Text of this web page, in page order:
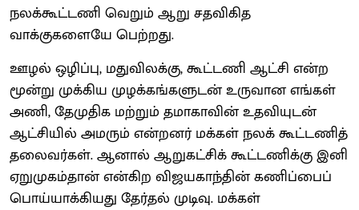
நலக்கூட்டணி வெறும் ஆறு சதவிகித
வாக்குகளையே பெற்றது.
ஊழல் ஒழிப்பு, மதுவிலக்கு, கூட்டணி ஆட்சி என்ற
மூன்று முக்கிய முழக்கங்களுடன் உருவான எங்கள்
அணி, தேமுதிக மற்றும் தமாகாவின் உதவியுடன்
ஆட்சியில் அமரும் என்றனர் மக்கள் நலக் கூட்டணித்
தலைவர்கள். ஆனால் ஆறுகட்சிக் கூட்டணிக்கு இனி
ஏறுமுகம்தான் என்கிற விஜயகாந்தின் கணிப்பைப்
பொய்யாக்கியது தேர்தல் முடிவு. மக்கள்